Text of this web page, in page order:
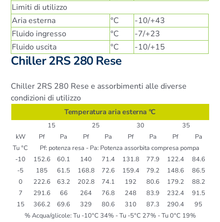
Limiti di utilizzo
Aria esterna
°C
-10/+43
Fluido ingresso
°C
-7/+23
Fluido uscita
°C -10/+15
Chiller 2RS 280 Rese
Chiller 2RS 280 Rese e assorbimenti alle diverse
condizioni di utilizzo
Temperatura aria esterna °C
15 25 30
35
kW
Pf Pa Pf Pa Pf Pa Pf
Pa
Tu °C
Pf: potenza resa - Pa: Potenza assorbita compresa pompa
-10
152.6 60.1 140 71.4 131.8 77.9 122.4
84.6
-5
185 61.5 168.8 72.6 159.4 79.2 148.6
86.5
0
222.6 63.2 202.8 74.1 192 80.6 179.2
88.2
7
291.6 66 264 76.8 248 83.9 232.4
91.5
15
366.2 69.6 329 80.6 310 87.3 290.4
95
% Acqua/glicole: Tu -10°C 34% - Tu -5°C 27% - Tu 0°C 19%